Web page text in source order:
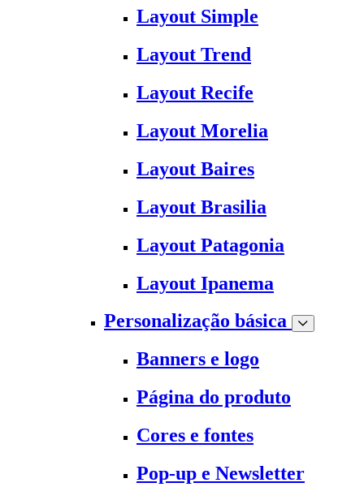
Layout Simple
Layout Trend
Layout Recife
Layout Morelia
Layout Baires
Layout Brasilia
Layout Patagonia
Layout Ipanema
Personalização básica
Banners e logo
Página do produto
Cores e fontes
Pop-up e Newsletter